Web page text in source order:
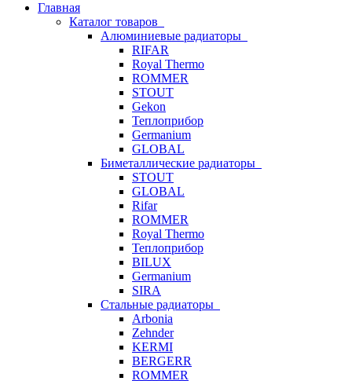
Главная
Каталог товаров
Алюминиевые радиаторы
RIFAR
Royal Thermo
ROMMER
STOUT
Gekon
Теплоприбор
Germanium
GLOBAL
Биметаллические радиаторы
STOUT
GLOBAL
Rifar
ROMMER
Royal Thermo
Теплоприбор
BILUX
Germanium
SIRA
Стальные радиаторы
Arbonia
Zehnder
KERMI
BERGERR
ROMMER